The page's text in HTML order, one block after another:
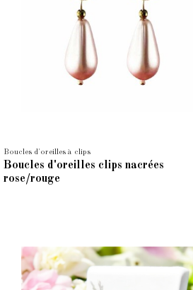
Boucles d'oreilles à clips
Boucles d'oreilles clips nacrées
rose/rouge